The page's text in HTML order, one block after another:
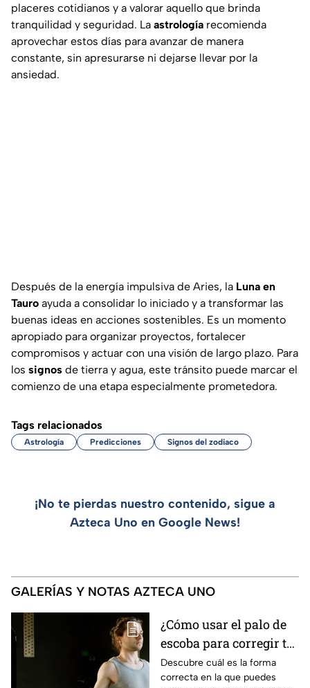
placeres cotidianos y a valorar aquello que brinda
tranquilidad y seguridad. La astrología recomienda
aprovechar estos días para avanzar de manera
constante, sin apresurarse ni dejarse llevar por la
ansiedad.
Después de la energía impulsiva de Aries, la Luna en
Tauro ayuda a consolidar lo iniciado y a transformar las
buenas ideas en acciones sostenibles. Es un momento
apropiado para organizar proyectos, fortalecer
compromisos y actuar con una visión de largo plazo. Para
los signos de tierra y agua, este tránsito puede marcar el
comienzo de una etapa especialmente prometedora.
Tags relacionados
Astrología Predicciones Signos del zodiaco
¡No te pierdas nuestro contenido, sigue a
Azteca Uno en Google News!
GALERÍAS Y NOTAS AZTECA UNO
¿Cómo usar el palo de
escoba para corregir tu
postura y eliminar la
joroba?
Descubre cuál es la forma
correcta en la que puedes